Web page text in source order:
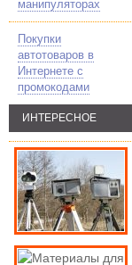
манипуляторах
Покупки
автотоваров в
Интернете с
промокодами
ИНТЕРЕСНОЕ